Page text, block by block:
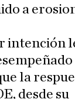
a
intención
la
desde su